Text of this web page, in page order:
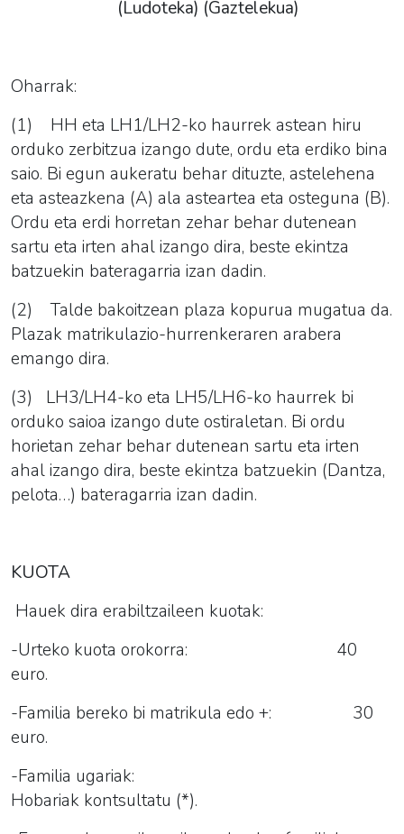
(Ludoteka) (Gaztelekua)
Oharrak:
(1) HH eta LH1/LH2-ko haurrek astean hiru
orduko zerbitzua izango dute, ordu eta erdiko bina
saio. Bi egun aukeratu behar dituzte, astelehena
eta asteazkena (A) ala asteartea eta osteguna (B).
Ordu eta erdi horretan zehar behar dutenean
sartu eta irten ahal izango dira, beste ekintza
batzuekin bateragarria izan dadin.
(2) Talde bakoitzean plaza kopurua mugatua da.
Plazak matrikulazio-hurrenkeraren arabera
emango dira.
(3) LH3/LH4-ko eta LH5/LH6-ko haurrek bi
orduko saioa izango dute ostiraletan. Bi ordu
horietan zehar behar dutenean sartu eta irten
ahal izango dira, beste ekintza batzuekin (Dantza,
pelota…) bateragarria izan dadin.
KUOTA
Hauek dira erabiltzaileen kuotak:
-Urteko kuota orokorra: 40
euro.
-Familia bereko bi matrikula edo +: 30
euro.
-Familia ugariak:
Hobariak kontsultatu (*).